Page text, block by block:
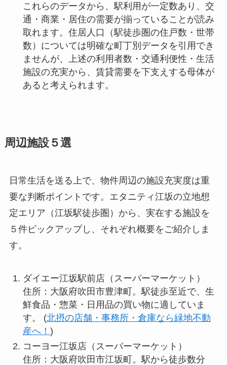
これらのデータから、駅利用が一定数あり、交
通・商業・居住の需要が揃っていることが読み
取れます。住居人口（駅徒歩圏の住戸数・世帯
数）については明確な町丁別データを引用でき
ませんが、上述の利用者数・交通利便性・生活
施設の充実から、賃貸需要を下支えする母体が
あると考えられます。
周辺施設５選
日常生活を送る上で、物件周辺の施設充実度は重
要な判断ポイントです。エタニティ江坂の立地想
定エリア（江坂駅徒歩圏）から、実在する施設を
５件ピックアップし、それぞれ概要をご紹介しま
す。
ダイエー江坂駅前店（スーパーマーケット）
住所：大阪府吹田市豊津町。駅徒歩至近で、生
鮮食品・惣菜・日用品の買い物に適していま
す。 (北摂の店舗・事務所・倉庫なら緑地不動
産へ！ )
コーヨー江坂店（スーパーマーケット）
住所：大阪府吹田市江坂町。駅から徒歩数分